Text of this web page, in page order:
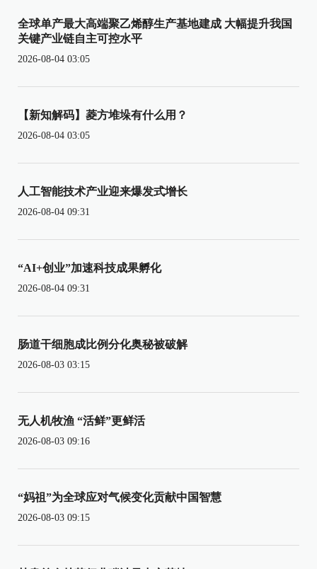
全球单产最大高端聚乙烯醇生产基地建成 大幅提升我国
关键产业链自主可控水平
2026-08-04 03:05
【新知解码】菱方堆垛有什么用？
2026-08-04 03:05
人工智能技术产业迎来爆发式增长
2026-08-04 09:31
“AI+创业”加速科技成果孵化
2026-08-04 09:31
肠道干细胞成比例分化奥秘被破解
2026-08-03 03:15
无人机牧渔 “活鲜”更鲜活
2026-08-03 09:16
“妈祖”为全球应对气候变化贡献中国智慧
2026-08-03 09:15